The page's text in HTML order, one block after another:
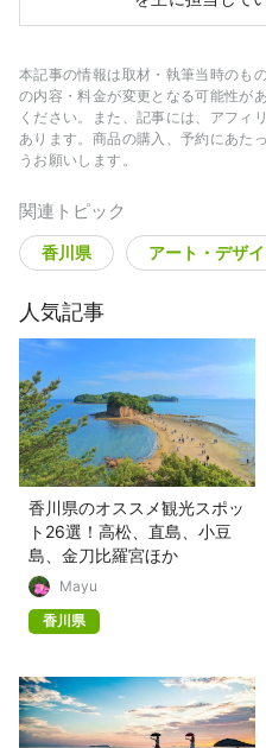
本記事の情報は取材・執筆当時のも
の内容・料金が変更となる可能性が
ください。また、記事には、アフィ
あります。商品の購入、予約にあた
うお願いします。
関連トピック
香川県 アート・デザ
人気記事
香川県のオススメ観光スポッ
ト26選！高松、直島、小豆
島、金刀比羅宮ほか
Mayu
香川県